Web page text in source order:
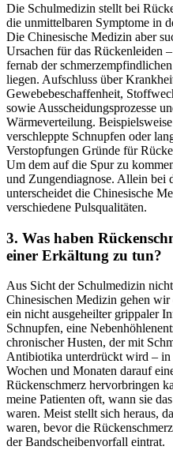
Die Schulmedizin stellt bei
die unmittelbaren Symptome in
Die Chinesische Medizin aber
Ursachen für das Rückenleiden
fernab der
liegen. Aufschluss über
Gewebebeschaffenheit,
sowie Ausscheidungsprozesse
Wärmeverteilung.
verschleppte Schnupfen oder
Verstopfungen Gründe für
Um dem auf die Spur zu
und Zungendiagnose. Allein bei
unterscheidet die Chinesische
verschiedene Pulsqualitäten.
3. Was haben
einer Erkältung zu tun?
Aus Sicht der Schulmedizin
Chinesischen Medizin gehen wir
ein nicht ausgeheilter grippaler
Schnupfen, eine
chronischer Husten, der mit
Antibiotika unterdrückt wird – in
Wochen und Monaten darauf
Rückenschmerz hervorbringen
meine Patienten oft, wann sie
waren. Meist stellt sich heraus,
waren, bevor die
der Bandscheibenvorfall eintrat.